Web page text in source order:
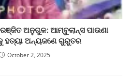
ଅନୁଗୁଳ: ଆମ୍ବୁଲାନ୍ସ ପାଉଣା
ହତ୍ୟା ଅନ୍ୟଜଣେ ଗୁରୁତର
October 2, 2025